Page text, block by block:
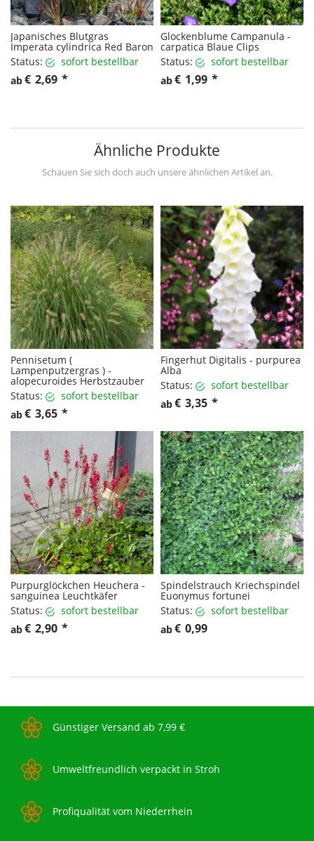
Japanisches Blutgras
Imperata cylindrica Red Baron
Status:
sofort bestellbar
ab€ 2,69 *
Glockenblume Campanula -
carpatica Blaue Clips
Status:
sofort bestellbar
ab€ 1,99 *
Ähnliche Produkte
Schauen Sie sich doch auch unsere ähnlichen Artikel an.
Pennisetum (
Lampenputzergras ) -
alopecuroides Herbstzauber
Status:
sofort bestellbar
ab€ 3,65 *
Fingerhut Digitalis - purpurea
Alba
Status:
sofort bestellbar
ab€ 3,35 *
Purpurglöckchen Heuchera -
sanguinea Leuchtkäfer
Status:
sofort bestellbar
ab€ 2,90 *
Spindelstrauch Kriechspindel
Euonymus fortunei
Status:
sofort bestellbar
ab€ 0,99
Günstiger Versand ab 7,99 €
Umweltfreundlich verpackt in Stroh
Profiqualität vom Niederrhein